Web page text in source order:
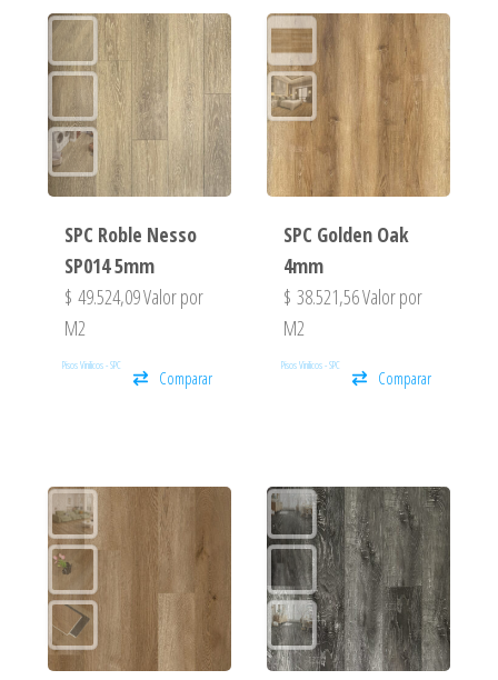
SPC Roble Nesso
SP014 5mm
$ 49.524,09Valor por
M2
Pisos Vinilicos - SPC
Comparar
SPC Golden Oak
4mm
$ 38.521,56Valor por
M2
Pisos Vinilicos - SPC
Comparar